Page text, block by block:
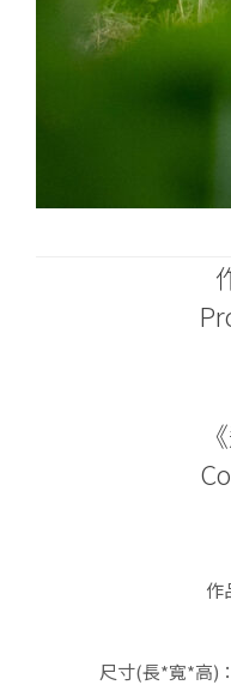
作
尺寸(長*寬*高)